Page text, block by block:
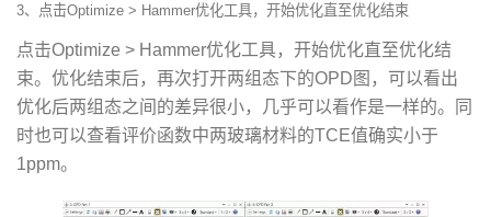
3、点击Optimize > Hammer优化工具，开始优化直至优化结束
点击Optimize > Hammer优化工具，开始优化直至优化结
束。优化结束后，再次打开两组态下的OPD图，可以看出
优化后两组态之间的差异很小，几乎可以看作是一样的。同
时也可以查看评价函数中两玻璃材料的TCE值确实小于
1ppm。